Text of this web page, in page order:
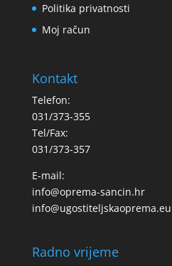
Politika privatnosti
Moj račun
Kontakt
Telefon:
031/373-355
Tel/Fax:
031/373-357
E-mail:
info@oprema-sancin.hr
info@ugostiteljskaoprema.eu
Radno vrijeme